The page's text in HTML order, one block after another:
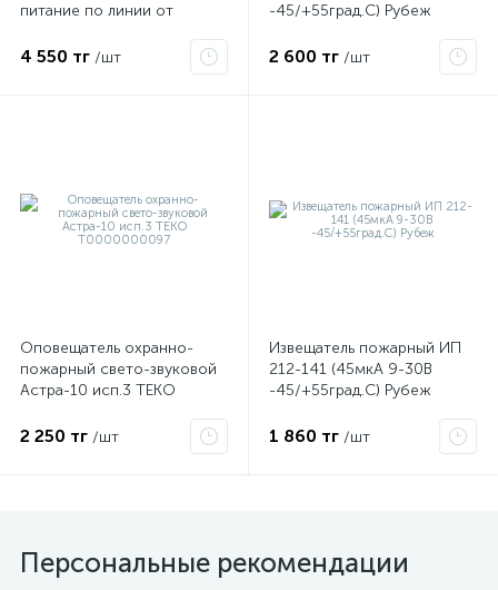
питание по линии от
Болид 224800
4 550 тг /шт
-45/+55град.C) Рубеж
2 600 тг /шт
Оповещатель охранно-
пожарный свето-звуковой
Астра-10 исп.3 ТЕКО
2 250 тг /шт
Извещатель пожарный ИП
212-141 (45мкА 9-30В
-45/+55град.C) Рубеж
1 860 тг /шт
Персональные рекомендации